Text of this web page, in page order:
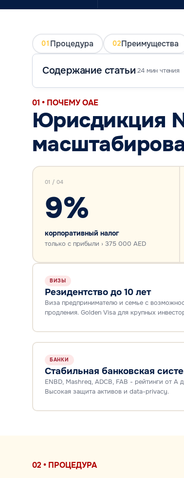
01 Процедура 02Преимущества
Содержание статьи 24 мин чтения
01 • ПОЧЕМУ ОАЕ
Юрисдикция
01 / 04
9%
корпоративный налог
только с прибыли › 375 000 AED
ВИЗЫ
Резидентство до 10 лет
Виза предпринимателю и семье с
продления. Golden Visa для крупных
БАНКИ
Стабильная банковская
ENBD, Mashreq, ADCB, FAB - рейтинги от А
Высокая защита активов и data-privacy.
02 • ПРОЦЕДУРА